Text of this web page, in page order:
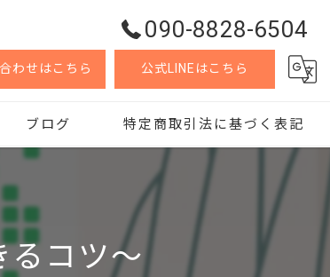
090-8828-6504
わせはこちら 公式LINEはこちら
ブログ 特定商取引法に基づく表記
るコツ～